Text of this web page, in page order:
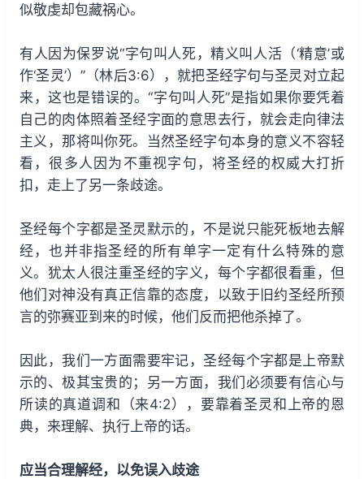
似敬虔却包藏祸心。
有人因为保罗说“字句叫人死，精义叫人活（‘精意’或
作‘圣灵’）”（林后3:6），就把圣经字句与圣灵对立起
来，这也是错误的。“字句叫人死”是指如果你要凭着
自己的肉体照着圣经字面的意思去行，就会走向律法
主义，那将叫你死。当然圣经字句本身的意义不容轻
看，很多人因为不重视字句，将圣经的权威大打折
扣，走上了另一条歧途。
圣经每个字都是圣灵默示的，不是说只能死板地去解
经，也并非指圣经的所有单字一定有什么特殊的意
义。犹太人很注重圣经的字义，每个字都很看重，但
他们对神没有真正信靠的态度，以致于旧约圣经所预
言的弥赛亚到来的时候，他们反而把他杀掉了。
因此，我们一方面需要牢记，圣经每个字都是上帝默
示的、极其宝贵的；另一方面，我们必须要有信心与
所读的真道调和（来4:2），要靠着圣灵和上帝的恩
典，来理解、执行上帝的话。
应当合理解经，以免误入歧途